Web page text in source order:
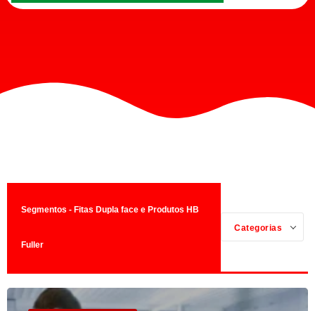
Segmentos - Fitas Dupla face e Produtos HB
Fuller
Categorias